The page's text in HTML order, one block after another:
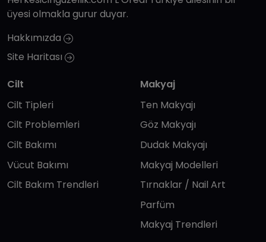
üyesi olmakla gurur duyar.
Hakkımızda
Site Haritası
Cilt
Cilt Tipleri
Cilt Problemleri
Cilt Bakımı
Vücut Bakımı
Cilt Bakım Trendleri
Makyaj
Ten Makyajı
Göz Makyajı
Dudak Makyajı
Makyaj Modelleri
Tırnaklar / Nail Art
Parfüm
Makyaj Trendleri